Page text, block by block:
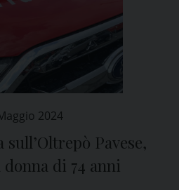
2024
sull’Oltrepò Pavese,
donna di 74 anni